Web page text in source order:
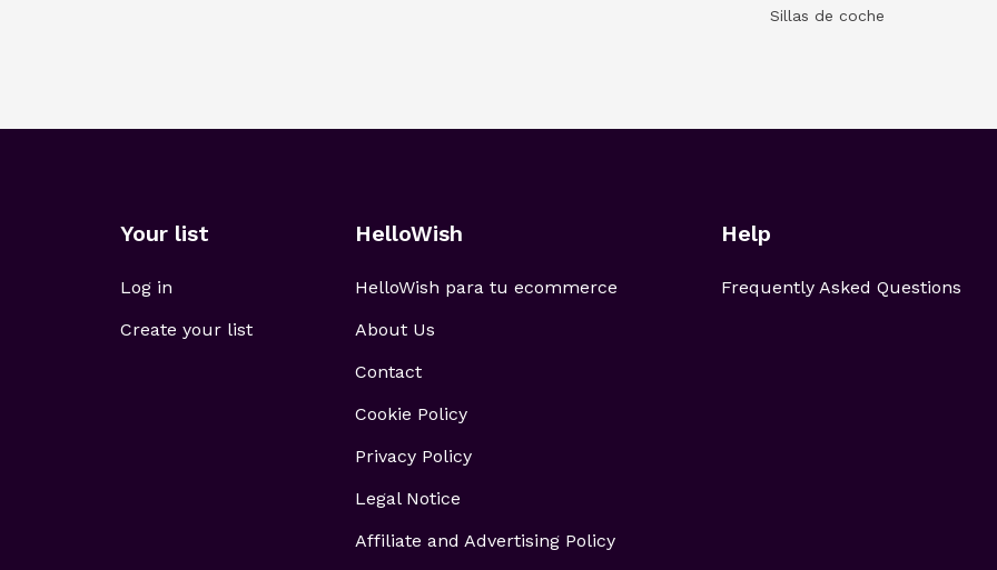
Sillas de coche
Your list
Log in
Create your list
HelloWish
HelloWish para tu ecommerce
About Us
Contact
Cookie Policy
Privacy Policy
Legal Notice
Affiliate and Advertising Policy
Help
Frequently Asked Questions